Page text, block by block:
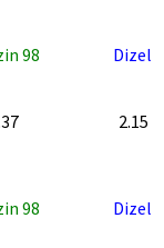
98 Dizel
2.15
98 Dizel